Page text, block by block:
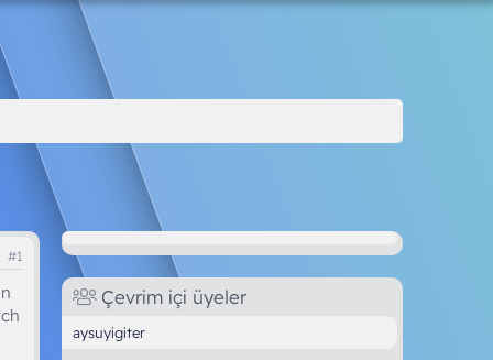
#1
Çevrim içi üyeler
aysuyigiter